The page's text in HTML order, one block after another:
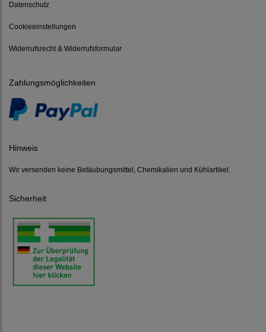
Datenschutz
Cookieeinstellungen
Widerrufsrecht & Widerrufsformular
Zahlungsmöglichkeiten
Hinweis
Wir versenden keine Betäubungsmittel, Chemikalien und Kühlartikel.
Sicherheit